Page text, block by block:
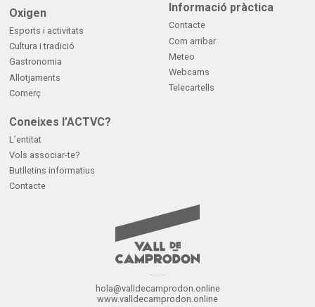
hola@valldecamprodon.online
www.valldecamprodon.online
Oxigen
Esports i activitats
Cultura i tradició
Gastronomia
Allotjaments
Comerç
Informació pràctica
Contacte
Com arribar
Meteo
Webcams
Telecartells
Coneixes l’ACTVC?
L’entitat
Vols associar-te?
Butlletins informatius
Contacte